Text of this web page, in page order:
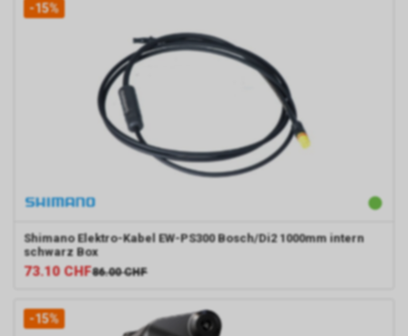
-15%
Shimano Elektro-Kabel EW-PS300 Bosch/Di2 1000mm intern
schwarz Box
73.10 CHF86.00 CHF
-15%